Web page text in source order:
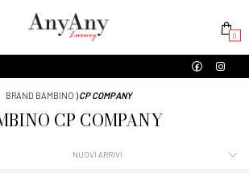
0
BRAND BAMBINO ⟩CP COMPANY
CP COMPANY